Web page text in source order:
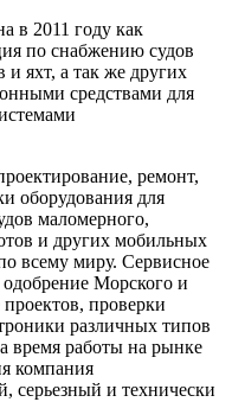
в 2011 году как
по снабжению судов
и яхт, а так же других
средствами для
ремонт,
оборудования для
маломерного,
и других мобильных
всему миру. Сервисное
Морского и
проектов, проверки
различных типов
время работы на рынке
компания
серьезный и технически